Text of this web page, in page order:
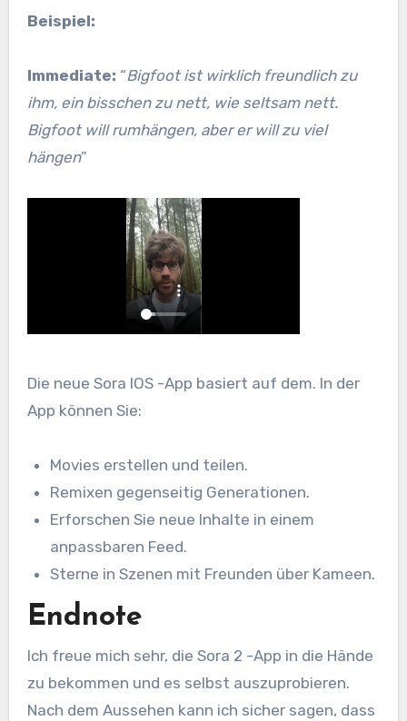
Beispiel:
Immediate: “Bigfoot ist wirklich freundlich zu
ihm, ein bisschen zu nett, wie seltsam nett.
Bigfoot will rumhängen, aber er will zu viel
hängen”
Die neue Sora IOS -App basiert auf dem. In der
App können Sie:
Movies erstellen und teilen.
Remixen gegenseitig Generationen.
Erforschen Sie neue Inhalte in einem
anpassbaren Feed.
Sterne in Szenen mit Freunden über Kameen.
Endnote
Ich freue mich sehr, die Sora 2 -App in die Hände
zu bekommen und es selbst auszuprobieren.
Nach dem Aussehen kann ich sicher sagen, dass